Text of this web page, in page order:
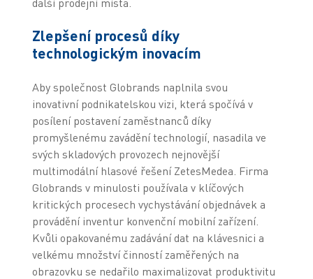
Zlepšení procesů díky
technologickým inovacím
Aby společnost Globrands naplnila svou
inovativní podnikatelskou vizi, která spočívá v
posílení postavení zaměstnanců díky
promyšlenému zavádění technologií, nasadila ve
svých skladových provozech nejnovější
multimodální hlasové řešení ZetesMedea. Firma
Globrands v minulosti používala v klíčových
kritických procesech vychystávání objednávek a
provádění inventur konvenční mobilní zařízení.
Kvůli opakovanému zadávání dat na klávesnici a
velkému množství činností zaměřených na
obrazovku se nedařilo maximalizovat produktivitu